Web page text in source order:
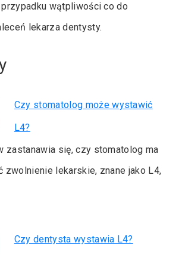
wątpliwości co do
lekarza dentysty.
Czy stomatolog może wystawić
L4?
zastanawia się, czy stomatolog ma
zwolnienie lekarskie, znane jako L4,
Czy dentysta wystawia L4?